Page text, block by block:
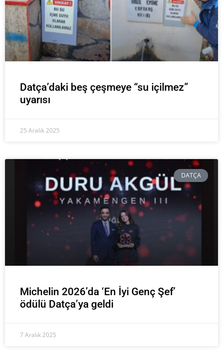
Datça’daki beş çeşmeye “su içilmez”
uyarısı
25 Aralık 2025
DATÇA
Michelin 2026’da ‘En İyi Genç Şef’
ödülü Datça’ya geldi
7 Aralık 2025